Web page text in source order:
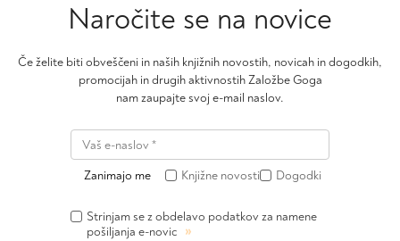
Naročite se na novice
Če želite biti obveščeni in naših knjižnih novostih, novicah in dogodkih,
promocijah in drugih aktivnostih Založbe Goga
nam zaupajte svoj e-mail naslov.
Zanimajo me Knjižne novosti Dogodki
Strinjam se z obdelavo podatkov za namene
pošiljanja e-novic »